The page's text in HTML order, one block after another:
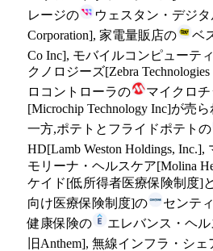
レージの
ウェスタン・デジタ
Corporation], 家電量販店の
ベ
Co Inc], モバイルコンピューテ
クノロジーズ[Zebra
ロコントローラの
マイクロ
[Microchip Technology Inc]が売ら
一方,ポテトとフライドポテトの
HD[Lamb Weston Holdings,
モリーナ・ヘルスケア[Molina
ケイド[低所得者医療保険制度]
向け医療保険制度]の
センテ
健康保険の
エレバンス・ヘル
旧Anthem], 無線インフラ・シ